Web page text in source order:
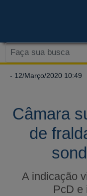
- 12/Março/2020 10:49
Câmara
de
A indicação
PcD e